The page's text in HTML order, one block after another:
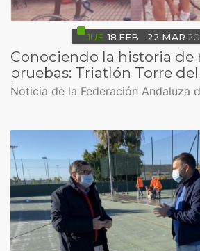
JUE 18 FEB 22 MAR
Conociendo la historia de
pruebas: Triatlón Torre
Noticia de la Federación Andaluza